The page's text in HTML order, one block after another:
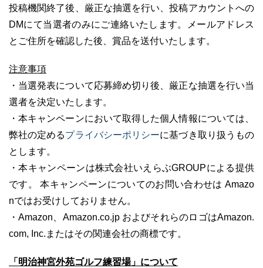
投稿機関終了後、厳正な抽選を行い、投稿アカウントへの
DMにて当選者のみにご連絡いたします。メールアドレス
とご住所を確認した後、賞品を送付いたします。
注意事項
・当選発表について応募締め切り後、厳正な抽選を行い当
選者を決定いたします。
・本キャンペーンにおいて取得した個人情報については、
弊社の定めるプライバシーポリシーに基づき取り扱うもの
とします。
・本キャンペーンは株式会社いえらぶGROUPによる提供
です。 本キャンペーンについてのお問い合わせは Amazo
nではお受けしておりません。
・Amazon、Amazon.co.jp およびそれらのロゴはAmazon.
com, Inc.またはその関連会社の商標です。
「明治神宮外苑ゴルフ練習場」について